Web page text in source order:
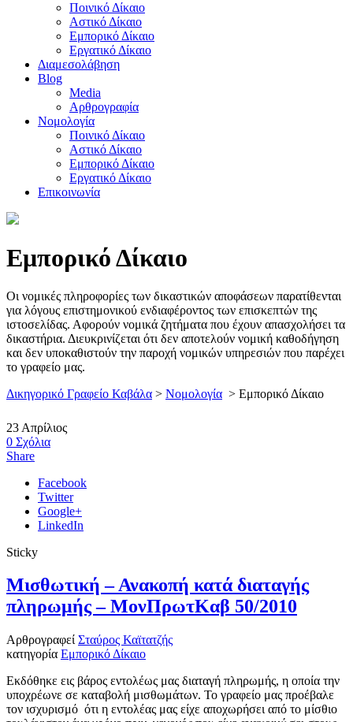
Ποινικό Δίκαιο
Αστικό Δίκαιο
Εμπορικό Δίκαιο
Εργατικό Δίκαιο
Διαμεσολάβηση
Blog
Media
Αρθρογραφία
Νομολογία
Ποινικό Δίκαιο
Αστικό Δίκαιο
Εμπορικό Δίκαιο
Εργατικό Δίκαιο
Επικοινωνία
Εμπορικό Δίκαιο
Οι νομικές πληροφορίες των δικαστικών αποφάσεων παρατίθενται
για λόγους επιστημονικού ενδιαφέροντος των επισκεπτών της
ιστοσελίδας. Αφορούν νομικά ζητήματα που έχουν απασχολήσει τα
δικαστήρια. Διευκρινίζεται ότι δεν αποτελούν νομική καθοδήγηση
και δεν υποκαθιστούν την παροχή νομικών υπηρεσιών που παρέχει
το γραφείο μας.
Δικηγορικό Γραφείο Καβάλα > Νομολογία > Εμπορικό Δίκαιο
23 Απρίλιος
0 Σχόλια
Share
Facebook
Twitter
Google+
LinkedIn
Sticky
Μισθωτική – Ανακοπή κατά διαταγής
πληρωμής – ΜονΠρωτΚαβ 50/2010
Αρθρογραφεί Σταύρος Καϊτατζής
κατηγορία Εμπορικό Δίκαιο
Εκδόθηκε εις βάρος εντολέως μας διαταγή πληρωμής, η οποία την
υποχρέωνε σε καταβολή μισθωμάτων. Το γραφείο μας προέβαλε
τον ισχυρισμό ότι η εντολέας μας είχε αποχωρήσει από το μίσθιο